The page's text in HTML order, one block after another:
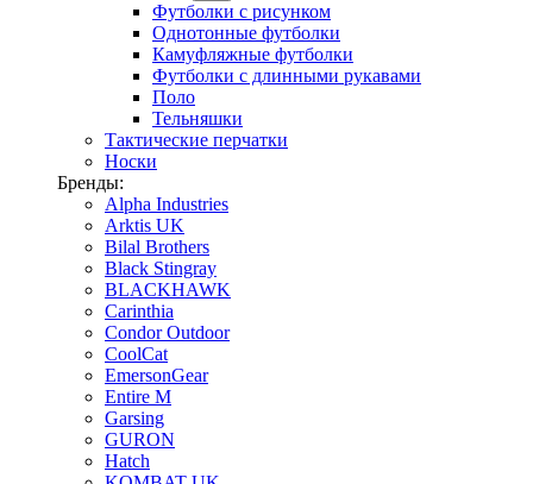
Футболки с рисунком
Однотонные футболки
Камуфляжные футболки
Футболки с длинными рукавами
Поло
Тельняшки
Тактические перчатки
Носки
Бренды:
Alpha Industries
Arktis UK
Bilal Brothers
Black Stingray
BLACKHAWK
Carinthia
Condor Outdoor
CoolCat
EmersonGear
Entire M
Garsing
GURON
Hatch